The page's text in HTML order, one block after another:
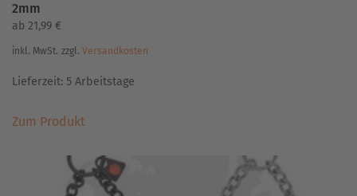
2mm
ab 21,99 €
inkl. MwSt. zzgl. Versandkosten
Lieferzeit: 5 Arbeitstage
Zum ProduktProdukt
mehrere
Varianten